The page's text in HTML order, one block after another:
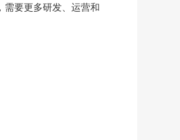
需要更多研发、运营和